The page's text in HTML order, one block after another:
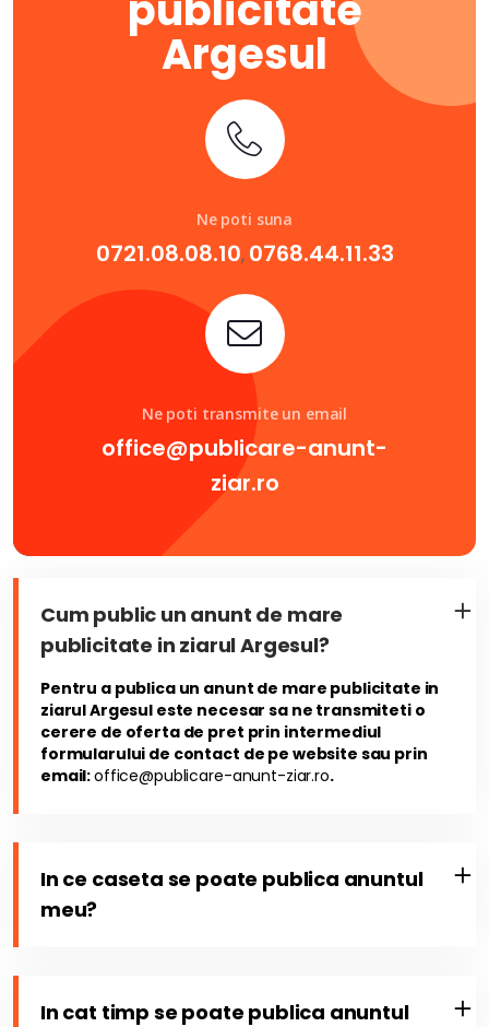
Argesul
Ne poti suna
0721.08.08.10, 0768.44.11.33
Ne poti transmite un email
office@publicare-anunt-
ziar.ro
Cum public un anunt de mare
publicitate in ziarul Argesul?
Pentru a publica un anunt de mare publicitate in
ziarul Argesul este necesar sa ne transmiteti o
cerere de oferta de pret prin intermediul
formularului de contact de pe website sau prin
email:office@publicare-anunt-ziar.ro.
In ce caseta se poate publica anuntul
meu?
In cat timp se poate publica anuntul